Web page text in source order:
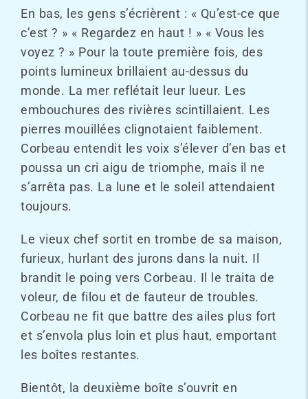
En bas, les gens s’écrièrent : « Qu’est-ce que
c’est ? » « Regardez en haut ! » « Vous les
voyez ? » Pour la toute première fois, des
points lumineux brillaient au-dessus du
monde. La mer reflétait leur lueur. Les
embouchures des rivières scintillaient. Les
pierres mouillées clignotaient faiblement.
Corbeau entendit les voix s’élever d’en bas et
poussa un cri aigu de triomphe, mais il ne
s’arrêta pas. La lune et le soleil attendaient
toujours.
Le vieux chef sortit en trombe de sa maison,
furieux, hurlant des jurons dans la nuit. Il
brandit le poing vers Corbeau. Il le traita de
voleur, de filou et de fauteur de troubles.
Corbeau ne fit que battre des ailes plus fort
et s’envola plus loin et plus haut, emportant
les boîtes restantes.
Bientôt, la deuxième boîte s’ouvrit en